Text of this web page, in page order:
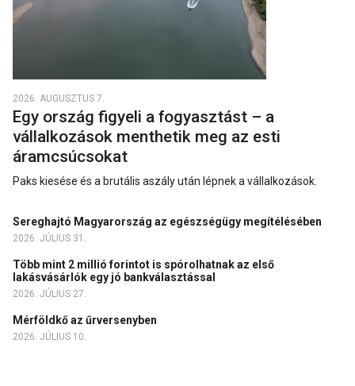
2026. AUGUSZTUS 7.
Egy ország figyeli a fogyasztást – a
vállalkozások menthetik meg az esti
áramcsúcsokat
Paks kiesése és a brutális aszály után lépnek a vállalkozások.
Sereghajtó Magyarország az egészségügy megítélésében
2026. JÚLIUS 31.
Több mint 2 millió forintot is spórolhatnak az első
lakásvásárlók egy jó bankválasztással
2026. JÚLIUS 27.
Mérföldkő az űrversenyben
2026. JÚLIUS 10.